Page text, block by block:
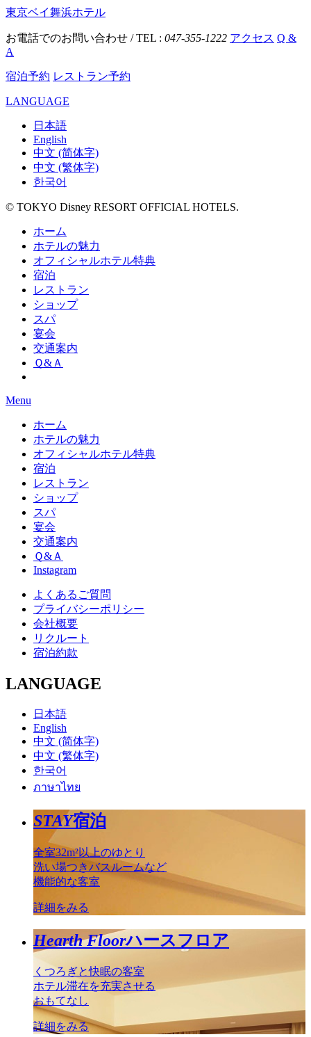
東京ベイ舞浜ホテル
お電話でのお問い合わせ / TEL : 047-355-1222 アクセス Q &
A
宿泊予約 レストラン予約
LANGUAGE
日本語
English
中文 (简体字)
中文 (繁体字)
한국어
© TOKYO Disney RESORT OFFICIAL HOTELS.
ホーム
ホテルの魅力
オフィシャルホテル特典
宿泊
レストラン
ショップ
スパ
宴会
交通案内
Ｑ&Ａ
Menu
ホーム
ホテルの魅力
オフィシャルホテル特典
宿泊
レストラン
ショップ
スパ
宴会
交通案内
Ｑ&Ａ
Instagram
よくあるご質問
プライバシーポリシー
会社概要
リクルート
宿泊約款
LANGUAGE
日本語
English
中文 (简体字)
中文 (繁体字)
한국어
ภาษาไทย
STAY宿泊
全室32m²以上のゆとり
洗い場つきバスルームなど
機能的な客室
詳細をみる
Hearth Floorハースフロア
くつろぎと快眠の客室
ホテル滞在を充実させる
おもてなし
詳細をみる